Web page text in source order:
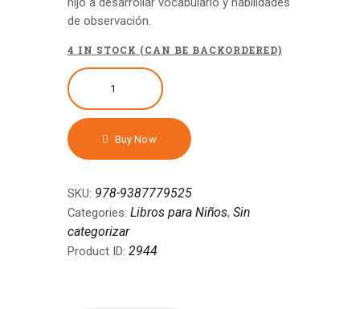
de observación.
4 IN STOCK (CAN BE BACKORDERED)
My
First
100
Words,
Libro
cartón
quantity
Buy Now
SKU: 978-9387779525
Categories: Libros para Niños, Sin
categorizar
Product ID: 2944